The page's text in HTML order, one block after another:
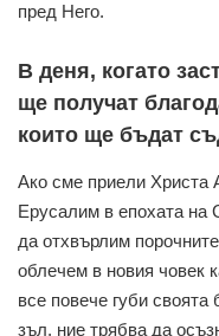
пред Него.
В деня, когато
ще получат
които ще бъдат
Ако сме приели Христа
Ерусалим в епохата на
да отхвърлим
облечем в новия човек
все повече губи своята
зъл, ние трябва да